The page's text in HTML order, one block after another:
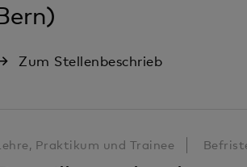
Zum Stellenbeschrieb
Praktikum und Trainee